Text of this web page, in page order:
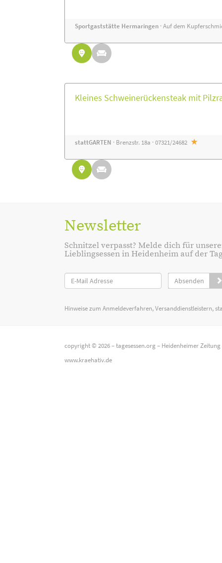
Sportgaststätte Hermaringen · Auf dem
Kleines Schweinerückensteak mit
stattGARTEN · Brenzstr. 18a · 07321/24682
Newsletter
Schnitzel verpasst? Melde dich für
Lieblingsessen in Heidenheim auf der
Absenden
Hinweise zum Anmeldeverfahren, Versanddienstleistern,
copyright © 2026 –tagesessen.org– Heidenheimer Zeitung
www.kraehativ.de